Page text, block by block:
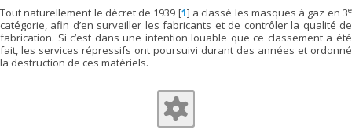
Tout naturellement le décret de 1939 [1] a classé les masques à gaz en 3e
catégorie, afin d’en surveiller les fabricants et de contrôler la qualité de
fabrication. Si c’est dans une intention louable que ce classement a été
fait, les services répressifs ont poursuivi durant des années et ordonné
la destruction de ces matériels.